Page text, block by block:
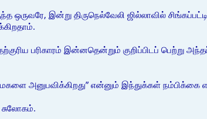
ஒருவரே, இன்று திருநெல்வேலி ஜில்லாவில்
பரிகாரம் இன்னதென்றும் குறிப்பிடப் பெற்று
அனுபவிக்கிறது” என்னும் இந்துக்கள் நம்பிக்கை